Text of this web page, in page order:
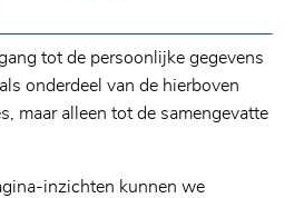
tot de persoonlijke gegevens
onderdeel van de hierboven
maar alleen tot de samengevatte
inzichten kunnen we